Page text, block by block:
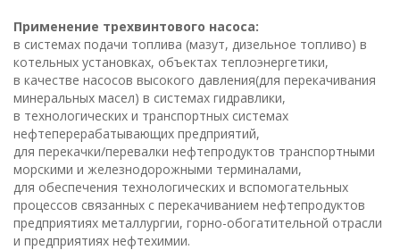
Применение трехвинтового насоса:
в системах подачи топлива (мазут, дизельное топливо) в
котельных установках, объектах теплоэнергетики,
в качестве насосов высокого давления(для перекачивания
минеральных масел) в системах гидравлики,
в технологических и транспортных системах
нефтеперерабатывающих предприятий,
для перекачки/перевалки нефтепродуктов транспортными
морскими и железнодорожными терминалами,
для обеспечения технологических и вспомогательных
процессов связанных с перекачиванием нефтепродуктов
предприятиях металлургии, горно-обогатительной отрасли
и предприятиях нефтехимии.